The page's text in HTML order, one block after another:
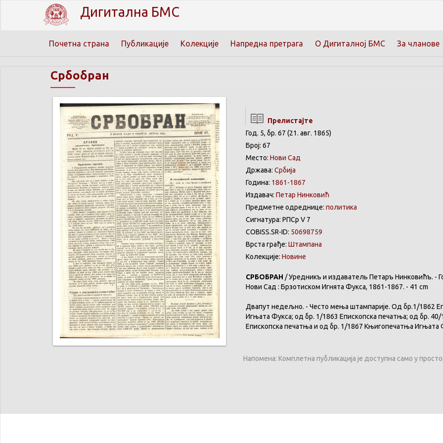
Дигитална БМС
Почетна страна Публикације Колекције Напредна претрага О Дигиталној БМС За чланове
Србобран
Прелистајте
Год. 5, бр. 67 (21. авг. 1865)
Број: 67
Место: Нови Сад
Држава: Србија
Година: 1861-1867
Издавач: Петар Нинковић
Предметне одреднице: политика
Сигнатура: РПСр V 7
COBISS.SR-ID: 50698759
Врста грађе: Штампана
Колекције: Новине
СРБОБРАН / Уредникъ и издаватель Петаръ Нинковићъ. -
Нови Сад : Брзотиском Игнята Фукса, 1861-1867. - 41 cm
Двапут недељно. - Често мења штампарије. Од бр.1/1862
Игњата Фукса; од бр. 1/1863 Епископска печатња; од бр.
Епископска печатња и од бр. 1/1867 Књигопечатња
Напомена: Комплетна публикација је доступна само у